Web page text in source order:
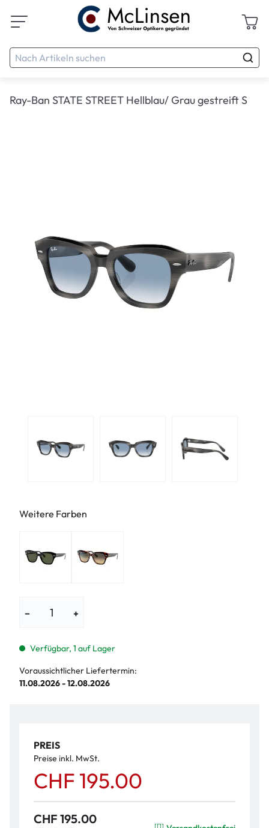
Ray-Ban STATE STREET Hellblau/ Grau gestreift S
Weitere Farben
− +
Verfügbar, 1 auf Lager
Voraussichtlicher Liefertermin:
11.08.2026 - 12.08.2026
PREIS
Preise inkl. MwSt.
CHF 195.00
CHF 195.00